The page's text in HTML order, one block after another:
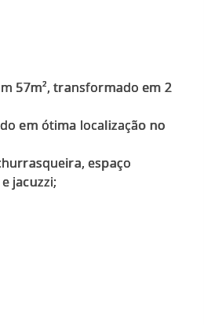
57m², transformado em 2
em ótima localização no
espaço
jacuzzi;